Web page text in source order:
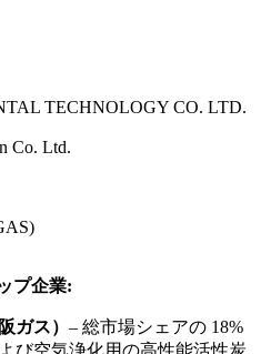
TECHNOLOGY CO. LTD.
Co. Ltd.
プ企業:
ガス） – 総市場シェアの 18%